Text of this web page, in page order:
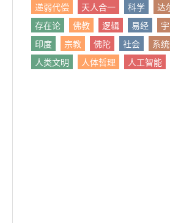
递弱代偿
天人合一 科学
达
存在论
佛教 逻辑 易经
印度
宗教 佛陀 社会
系
人类文明
人体哲理 人工智能